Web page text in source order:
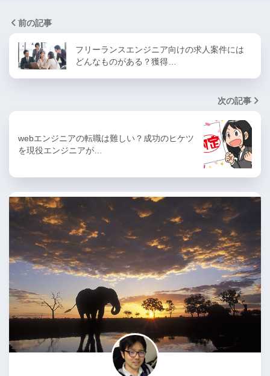
前の記事
フリーランスエンジニア向けの求人案件には
どんなものがある？獲得…
次の記事
webエンジニアの転職は難しい？成功のヒケツ
を現役エンジニアが…